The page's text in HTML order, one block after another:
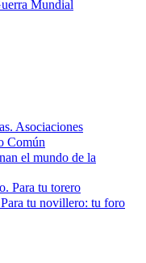
Mundial
Asociaciones
Común
el mundo de la
Para tu torero
tu novillero: tu foro